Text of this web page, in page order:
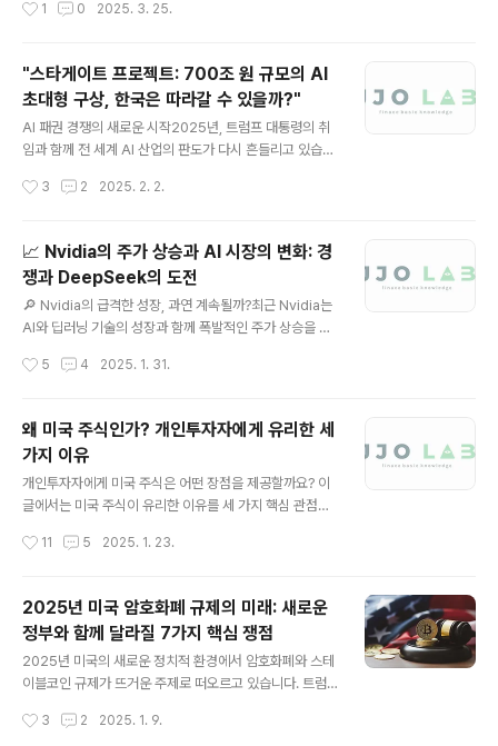
장에서 빠르게 성장을 이룬 기업입니다. 메타는 AI 반도체
0 로드맵을 발표한 이후, 금융사 및 데이터 제공기관들은
활용 범위 확장 등의 기술적 변화가 예상되며, 기업들은 이
에 맞춰 시스템을 정비하고 있습니다.이번 블로그에서는
마이데이터 2.0의 주요 변화, 금융권 및 사업자의 준비 상
황, 그리고 소비자들에게 미칠 영향을 상세히 알아보겠습
터 2.0은 기존 마이데이터..
1 0 2025. 3. 25.
"스타게이트 프로젝트: 700조 원 규모의 AI
초대형 구상, 한국은 따라갈 수 있을까?"
AI 패권 경쟁의 새로운 시작2025년, 트럼프 대통령의 취
임과 함께 전 세계 AI 산업의 판도가 다시 흔들리고 있습니
기하고, 무려 5천억 달러(약 700조 원) 규모의 초대형 AI
는 단순한 정책 변화가 아닌, 미국의 AI 패권을 더욱 확고히
하려는 전략적 선택으로 해석됩니다.반면, 한국은 AI 기술
과 인프라 투자에서 여전히 부족한 모습을 보이며 글로벌
경쟁에서 뒤처질 수 있다는 우려가 제기되고 있습니다. 이
글에서는 스타게이트 프로젝트의 주요 내용과 글로벌 AI
해 살펴보겠습니다.1. 스타게이트 프로젝트란?1-1. 프로젝
3 2 2025. 2. 2.
📈 Nvidia의 주가 상승과 AI 시장의 변화: 경
쟁과 DeepSeek의 도전
🔎 Nvidia의 급격한 성장, 과연 계속될까?최근 Nvidia는
AI와 딥러닝 기술의 성장과 함께 폭발적인 주가 상승을 경
시장에서 독보적인 위치를 차지하고 있는 Nvidia는 높은
이어가고 있습니다. 하지만, Nvidia가 지속적으로 시장을
지배할 수 있을까요?Cerebras, Groq와 같은 신생 기업
들이 혁신적인 AI 하드웨어를 개발하고 있으며, Amazon,
Google, Microsoft와 같은 빅테크 기업들은 자체 AI 칩
을 개발하며 Nvidia의 의존도를 줄이고 있습니다. 여기에
율성 기술을 앞세워 Nvidia의 시장 ..
5 4 2025. 1. 31.
왜 미국 주식인가? 개인투자자에게 유리한 세
가지 이유
개인투자자에게 미국 주식은 어떤 장점을 제공할까요? 이
글에서는 미국 주식이 유리한 이유를 세 가지 핵심 관점에
효과 면에서 독보적인 강점을 보입니다. 왜 많은 투자자들
시장: 세계 최대 규모와 안정성**미국 주식시장은 '좋은 시
장'**이라고 불릴 만한 여러 조건을 갖추고 있습니다.1-1.
세계 최대 규모와 풍부한 유동성미국 주식시장은 전 세계
에서 가장 크며, 하루 평균 거래액이 약 300조 원에 달합
부한 시장은 주가 왜곡 위험이 낮아 투자에 유리합니다.1-
11 5 2025. 1. 23.
2025년 미국 암호화폐 규제의 미래: 새로운
정부와 함께 달라질 7가지 핵심 쟁점
2025년 미국의 새로운 정치적 환경에서 암호화폐와 스테
이블코인 규제가 뜨거운 주제로 떠오르고 있습니다. 트럼
해, 디지털 자산 업계는 더 명확하고 우호적인 규제 프레임
3 2 2025. 1. 9.